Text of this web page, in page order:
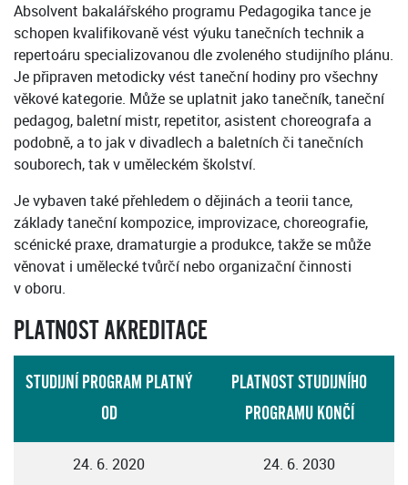
Absolvent bakalářského programu Pedagogika tance je
schopen kvalifikovaně vést výuku tanečních technik a
repertoáru specializovanou dle zvoleného studijního plánu.
Je připraven metodicky vést taneční hodiny pro všechny
věkové kategorie. Může se uplatnit jako tanečník, taneční
pedagog, baletní mistr, repetitor, asistent choreografa a
podobně, a to jak v divadlech a baletních či tanečních
souborech, tak v uměleckém školství.
Je vybaven také přehledem o dějinách a teorii tance,
základy taneční kompozice, improvizace, choreografie,
scénické praxe, dramaturgie a produkce, takže se může
věnovat i umělecké tvůrčí nebo organizační činnosti
v oboru.
PLATNOST AKREDITACE
STUDIJNÍ PROGRAM PLATNÝ
OD
PLATNOST STUDIJNÍHO
PROGRAMU KONČÍ
24. 6. 2020 24. 6. 2030